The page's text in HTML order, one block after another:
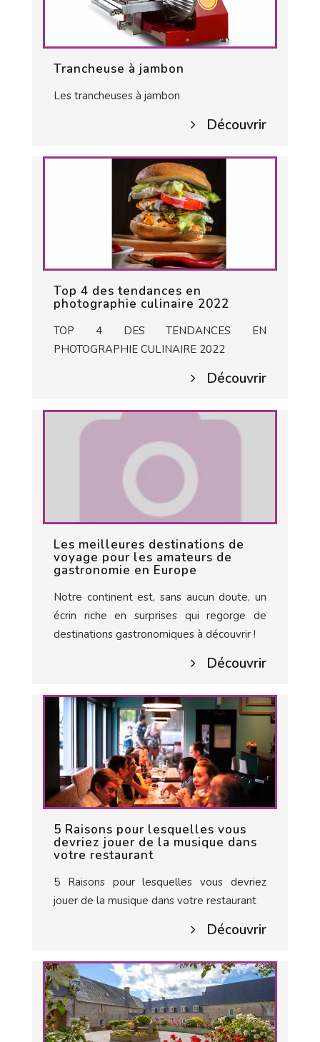
Trancheuse à jambon
Les trancheuses à jambon
Découvrir
Top 4 des tendances en
photographie culinaire 2022
TOP 4 DES TENDANCES EN
PHOTOGRAPHIE CULINAIRE 2022
Découvrir
Les meilleures destinations de
voyage pour les amateurs de
gastronomie en Europe
Notre continent est, sans aucun doute, un
écrin riche en surprises qui regorge de
destinations gastronomiques à découvrir !
Découvrir
5 Raisons pour lesquelles vous
devriez jouer de la musique dans
votre restaurant
5 Raisons pour lesquelles vous devriez
jouer de la musique dans votre restaurant
Découvrir